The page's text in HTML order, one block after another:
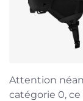
Attention
catégorie 0, ce